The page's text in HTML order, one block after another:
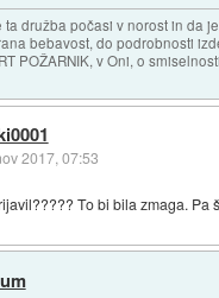
ta družba počasi v norost in da
bebavost, do podrobnosti
POŽARNIK, v Oni, o
2017, 07:53
To bi bila zmaga.